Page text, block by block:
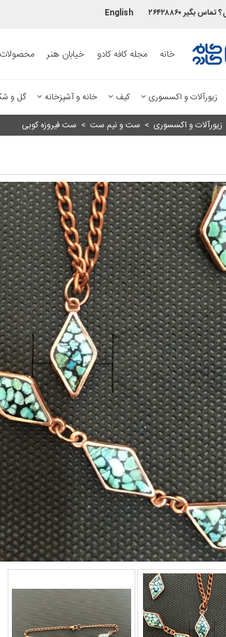
بگیر ۲۶۴۲۸۸۶۰ English
خانه مجله کافه کادو خیابان هنر محصولات
زیورآلات و اکسسوری کیف خانه و آشپزخانه گل و
زیورآلات و اکسسوری > ست و نیم ست > ست فیروزه کوبی